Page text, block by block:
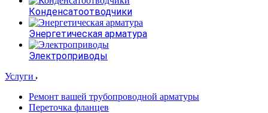
Конденсатоотводчики
Энергетическая арматура
Электроприводы
Услуги
Ремонт вашей трубопроводной арматуры
Переточка фланцев